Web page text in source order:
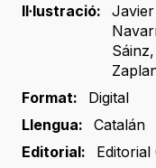
Il·lustració:
Sáinz,
Format:
Digital
Llengua:
Catalán
Editorial:
Editorial